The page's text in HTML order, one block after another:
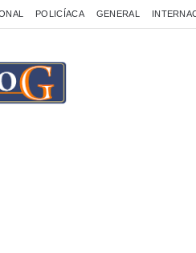
POLICÍACA GENERAL